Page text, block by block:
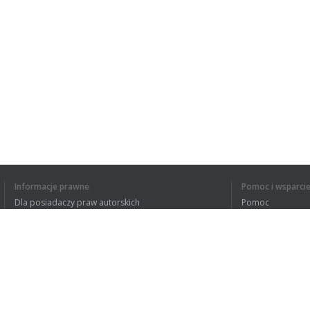
Informacje prawne
Dla posiadaczy praw autorskich
Pomoc i wsparcie
Pomoc